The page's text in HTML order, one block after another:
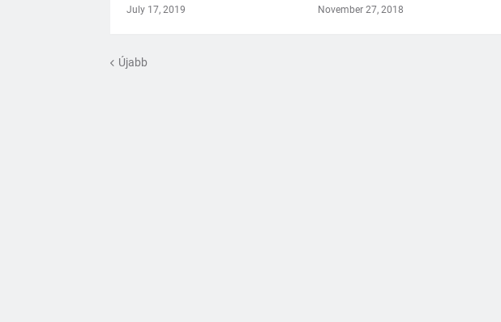
July 17, 2019 November 27, 2018
Újabb